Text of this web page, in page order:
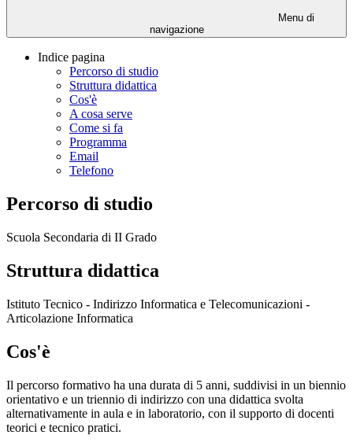
Menu di
navigazione
Indice pagina
Percorso di studio
Struttura didattica
Cos'è
A cosa serve
Come si fa
Programma
Email
Telefono
Percorso di studio
Scuola Secondaria di II Grado
Struttura didattica
Istituto Tecnico - Indirizzo Informatica e Telecomunicazioni -
Articolazione Informatica
Cos'è
Il percorso formativo ha una durata di 5 anni, suddivisi in un biennio
orientativo e un triennio di indirizzo con una didattica svolta
alternativamente in aula e in laboratorio, con il supporto di docenti
teorici e tecnico pratici.